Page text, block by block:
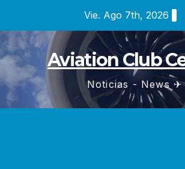
contenido
Vie. Ago 7th, 2026
Aviation Club
Noticias - News ✈